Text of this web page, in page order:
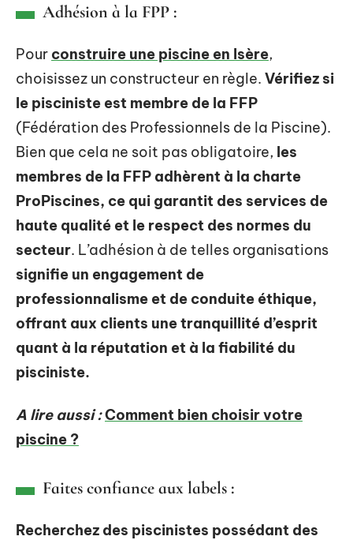
Adhésion à la FPP :
Pour construire une piscine en Isère,
choisissez un constructeur en règle. Vérifiez si
le pisciniste est membre de la FFP
(Fédération des Professionnels de la Piscine).
Bien que cela ne soit pas obligatoire, les
membres de la FFP adhèrent à la charte
ProPiscines, ce qui garantit des services de
haute qualité et le respect des normes du
secteur. L’adhésion à de telles organisations
signifie un engagement de
professionnalisme et de conduite éthique,
offrant aux clients une tranquillité d’esprit
quant à la réputation et à la fiabilité du
pisciniste.
A lire aussi :Comment bien choisir votre
piscine ?
Faites confiance aux labels :
Recherchez des piscinistes possédant des